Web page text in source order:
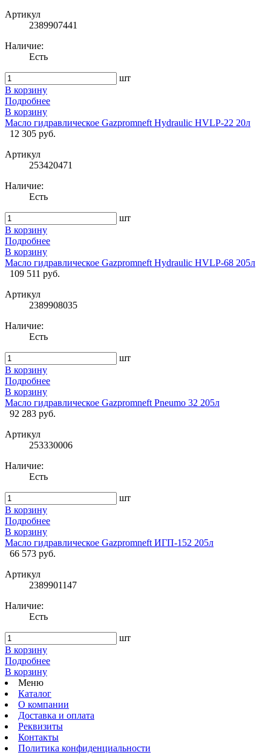
Артикул
2389907441
Наличие:
Есть
шт
В корзину
Подробнее
В корзину
Масло гидравлическое Gazpromneft Hydraulic HVLP-22 20л
12 305 руб.
Артикул
253420471
Наличие:
Есть
шт
В корзину
Подробнее
В корзину
Масло гидравлическое Gazpromneft Hydraulic HVLP-68 205л
109 511 руб.
Артикул
2389908035
Наличие:
Есть
шт
В корзину
Подробнее
В корзину
Масло гидравлическое Gazpromneft Pneumo 32 205л
92 283 руб.
Артикул
253330006
Наличие:
Есть
шт
В корзину
Подробнее
В корзину
Масло гидравлическое Gazpromneft ИГП-152 205л
66 573 руб.
Артикул
2389901147
Наличие:
Есть
шт
В корзину
Подробнее
В корзину
Меню
Каталог
О компании
Доставка и оплата
Реквизиты
Контакты
Политика конфиденциальности